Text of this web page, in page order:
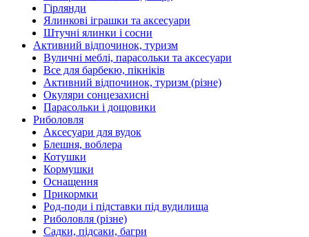
Гірлянди
Ялинкові іграшки та аксесуари
Штучні ялинки і сосни
Активний відпочинок, туризм
Вуличні меблі, парасольки та аксесуари
Все для барбекю, пікніків
Активний відпочинок, туризм (різне)
Окуляри сонцезахисні
Парасольки і дощовики
Риболовля
Аксесуари для вудок
Блешня, воблера
Котушки
Кормушки
Оснащення
Прикормки
Род-поди і підставки під вудилища
Риболовля (різне)
Садки, підсаки, багри